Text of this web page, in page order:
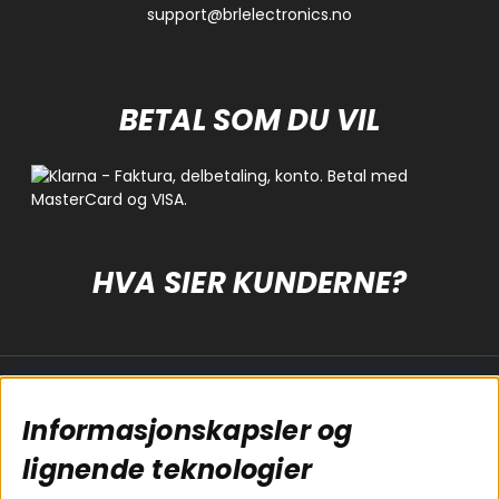
support@brlelectronics.no
BETAL SOM DU VIL
HVA SIER KUNDERNE?
Koblingsguide for
subwoofers
Tilkobling av
Cookies
Kjøpsvilkår
Personvernpolicy
Informasjonskapsler og
lignende teknologier